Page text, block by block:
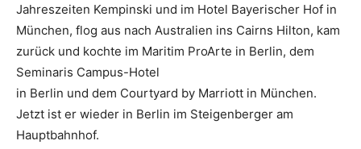
Jahreszeiten Kempinski und im Hotel Bayerischer Hof in
München, flog aus nach Australien ins Cairns Hilton, kam
zurück und kochte im Maritim ProArte in Berlin, dem
Seminaris Campus-Hotel
in Berlin und dem Courtyard by Marriott in München.
Jetzt ist er wieder in Berlin im Steigenberger am
Hauptbahnhof.